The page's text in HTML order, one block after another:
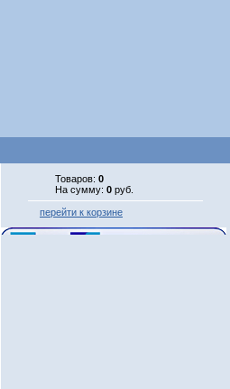
Товаров: 0
На сумму: 0 руб.
перейти к корзине